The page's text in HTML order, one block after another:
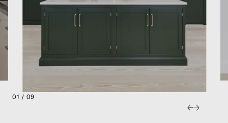
01 / 09